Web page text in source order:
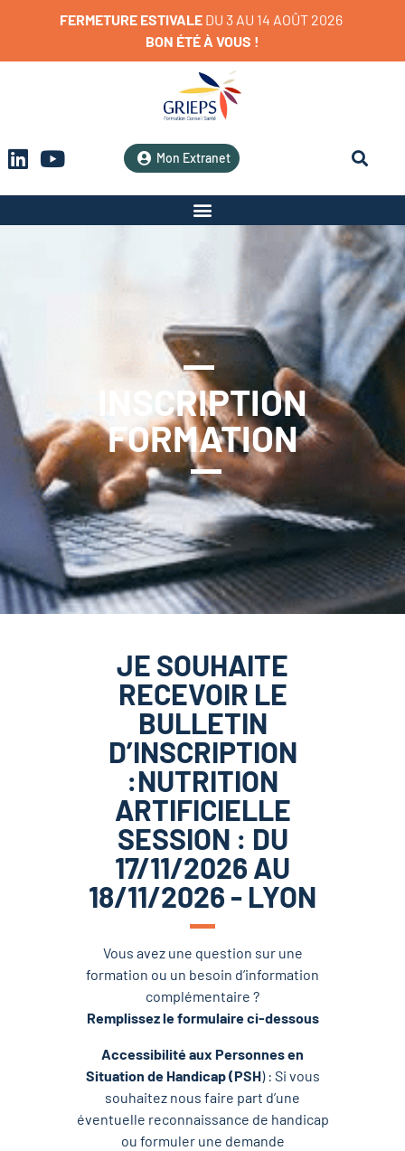
FERMETURE ESTIVALE DU 3 AU 14 AOÛT 2026
BON ÉTÉÀ VOUS !
Mon Extranet
INSCRIPTION
FORMATION
JE SOUHAITE
RECEVOIR LE
BULLETIN
D’INSCRIPTION
:NUTRITION
ARTIFICIELLE
SESSION : DU
17/11/2026 AU
18/11/2026 - LYON
Vous avez une question sur une
formation ou un besoin d’information
complémentaire ?
Remplissez le formulaire ci-dessous
Accessibilité aux Personnes en
Situation de Handicap (PSH) : Si vous
souhaitez nous faire part d’une
éventuelle reconnaissance de handicap
ou formuler une demande